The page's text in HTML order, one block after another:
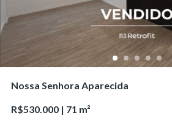
Nossa Senhora Aparecida
R$530.000 | 71 m²